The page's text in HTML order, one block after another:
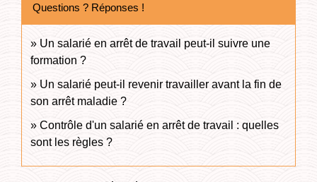
Questions ? Réponses !
Un salarié en arrêt de travail peut-il suivre une
formation ?
Un salarié peut-il revenir travailler avant la fin de
son arrêt maladie ?
Contrôle d'un salarié en arrêt de travail : quelles
sont les règles ?